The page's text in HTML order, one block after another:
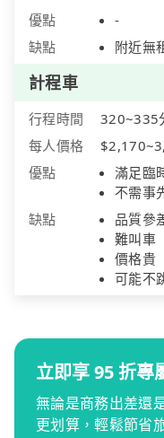
優點
-
缺點
附近無
計程車
行程時間
320~335
每人價格
優點
滿足臨
不需事
缺點
品質參
難叫車
價格貴
可能不
立即享 95 折專
無論是商務出差還
更划算，輕鬆節省